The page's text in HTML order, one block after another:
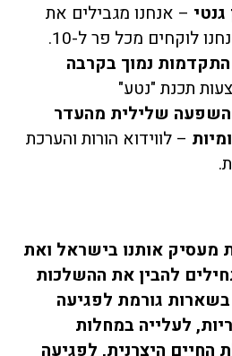
– אנחנו מגבילים את
לוקחים מכל פר ל-10.
נמוך בקרבה
תכנת "נטע"
השפעה שלילית מהעדר
– לווידוא הורות והערכת
מעסיק אותנו בישראל ואת
להבין את ההשלכות
גורמת לפגיעה
לעלייה במחלות
החיים היצרנית, לפגיעה